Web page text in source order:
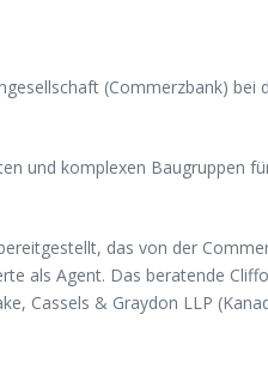
(Commerzbank)
und komplexen Baugruppen
das von der
als Agent. Das beratende
Cassels & Graydon LLP